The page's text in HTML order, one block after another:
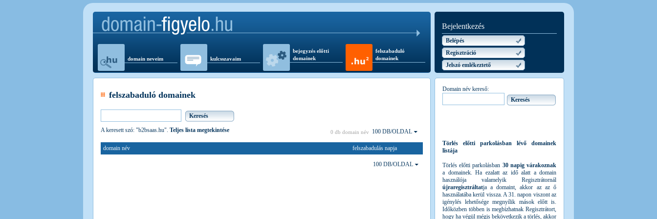
domain neveim kulcsszavaim
bejegyzés előtti
domainek
felszabaduló
domainek
Bejelentkezés
Belépés
Regisztráció
Jelszó emlékeztető
felszabaduló domainek
A keresett szó: "b2bsaas.hu". Teljes lista megtekintése 0 db domain név 100 DB/OLDAL
domain név felszabadulás napja
100 DB/OLDAL
Domain név kereső:
Törlés előtti parkolásban lévő domainek
listája
Törlés előtti parkolásban 30 napig várakoznak
a domainek. Ha ezalatt az idő alatt a domain
használója valamelyik Regisztrátornál
újraregisztráltatja a domaint, akkor az az ő
használatába kerül vissza. A 31. napon viszont az
igénylés lehetősége megnyílik mások előtt is.
Időközben többen is megbízhatnak Regisztrátort,
hogy ha végül mégis bekövetkezik a törlés, akkor